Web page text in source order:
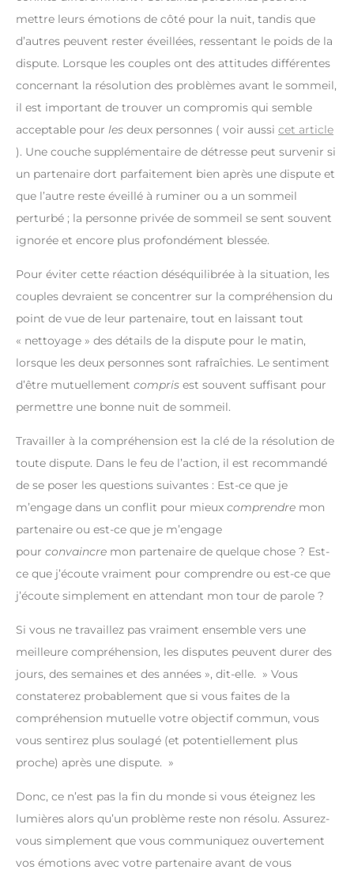
mettre leurs émotions de côté pour la nuit, tandis que
d’autres peuvent rester éveillées, ressentant le poids de la
dispute. Lorsque les couples ont des attitudes différentes
concernant la résolution des problèmes avant le sommeil,
il est important de trouver un compromis qui semble
acceptable pour les deux personnes ( voir aussi cet article
). Une couche supplémentaire de détresse peut survenir si
un partenaire dort parfaitement bien après une dispute et
que l’autre reste éveillé à ruminer ou a un sommeil
perturbé ; la personne privée de sommeil se sent souvent
ignorée et encore plus profondément blessée.
Pour éviter cette réaction déséquilibrée à la situation, les
couples devraient se concentrer sur la compréhension du
point de vue de leur partenaire, tout en laissant tout
« nettoyage » des détails de la dispute pour le matin,
lorsque les deux personnes sont rafraîchies. Le sentiment
d’être mutuellement compris est souvent suffisant pour
permettre une bonne nuit de sommeil.
Travailler à la compréhension est la clé de la résolution de
toute dispute. Dans le feu de l’action, il est recommandé
de se poser les questions suivantes : Est-ce que je
m’engage dans un conflit pour mieux comprendre mon
partenaire ou est-ce que je m’engage
pour convaincre mon partenaire de quelque chose ? Est-
ce que j’écoute vraiment pour comprendre ou est-ce que
j’écoute simplement en attendant mon tour de parole ?
Si vous ne travaillez pas vraiment ensemble vers une
meilleure compréhension, les disputes peuvent durer des
jours, des semaines et des années », dit-elle. » Vous
constaterez probablement que si vous faites de la
compréhension mutuelle votre objectif commun, vous
vous sentirez plus soulagé (et potentiellement plus
proche) après une dispute. »
Donc, ce n’est pas la fin du monde si vous éteignez les
lumières alors qu’un problème reste non résolu. Assurez-
vous simplement que vous communiquez ouvertement
vos émotions avec votre partenaire avant de vous